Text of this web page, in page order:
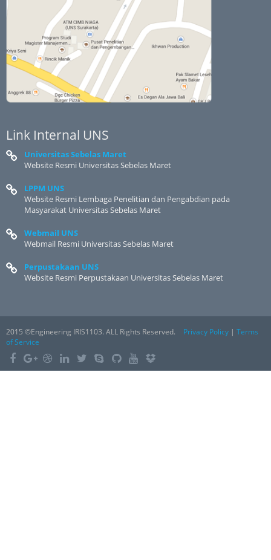
Link Internal UNS
Universitas Sebelas Maret
Website Resmi Universitas Sebelas Maret
LPPM UNS
Website Resmi Lembaga Penelitian dan Pengabdian pada
Masyarakat Universitas Sebelas Maret
Webmail UNS
Webmail Resmi Universitas Sebelas Maret
Perpustakaan UNS
Website Resmi Perpustakaan Universitas Sebelas Maret
2015 ©Engineering IRIS1103. ALL Rights Reserved. Privacy Policy | Terms
of Service